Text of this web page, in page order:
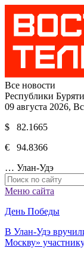
Все новости
Республики
09 августа 2026,
$ 82.1665
€ 94.8366
… Улан-Удэ
Меню сайта
День Победы
В Улан-Удэ
Москву»